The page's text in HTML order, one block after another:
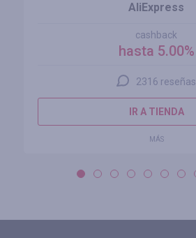
AliExpress
cashback
hasta 5.00%
2316 reseñas
IR A TIENDA
MÁS